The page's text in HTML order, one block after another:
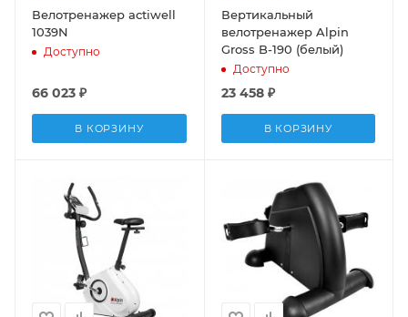
Велотренажер actiwell
1039N
Доступно
66 023 ₽
В КОРЗИНУ
Вертикальный
велотренажер Alpin
Gross B-190 (белый)
Доступно
23 458₽
В КОРЗИНУ